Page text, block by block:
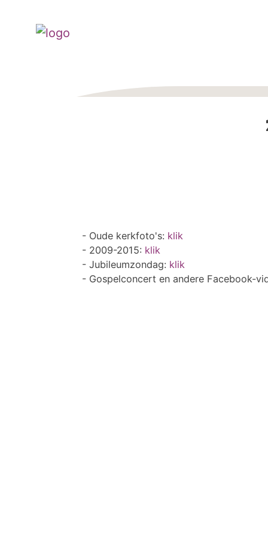
- Oude kerkfoto's: klik
- 2009-2015: klik
- Jubileumzondag: klik
- Gospelconcert en andere Facebook-